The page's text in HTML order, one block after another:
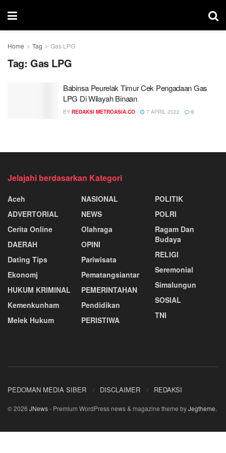
Home Tag Gas LPG
Tag: Gas LPG
Babinsa Peurelak Timur Cek Pengadaan Gas
LPG Di Wilayah Binaan
BY REDAKSI METROASIA.CO 7 APRIL 2022 0
Jelajahi berdasarkan Kategori
Aceh
ADVERTORIAL
Cerita Online
DAERAH
Dating Tips
Ekonomj
HUKUM KRIMINAL
Kemenkunham
Melek Hukum
NASIONAL
NEWS
Olahraga
OPINI
Pariwisata
Pematangsiantar
PEMERINTAHAN
Pendidikan
PERISTIWA
POLITIK
POLRI
Ragam Dan
Budaya
RELIGI
Seremonial
Simalungun
SOSIAL
TNI
PEDOMAN MEDIA SIBER DISCLAIMER REDAKSI
© 2026 JNews- Premium WordPress news & magazine theme byJegtheme.